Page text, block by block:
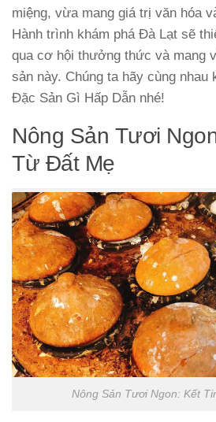
miệng, vừa mang giá trị văn hóa
Hành trình khám phá Đà Lạt sẽ
qua cơ hội thưởng thức và mang
sản này. Chúng ta hãy cùng nhau
Đặc Sản Gì Hấp Dẫn nhé!
Nông Sản Tươi
Từ Đất Mẹ
Nông Sản Tươi Ngon: Kết